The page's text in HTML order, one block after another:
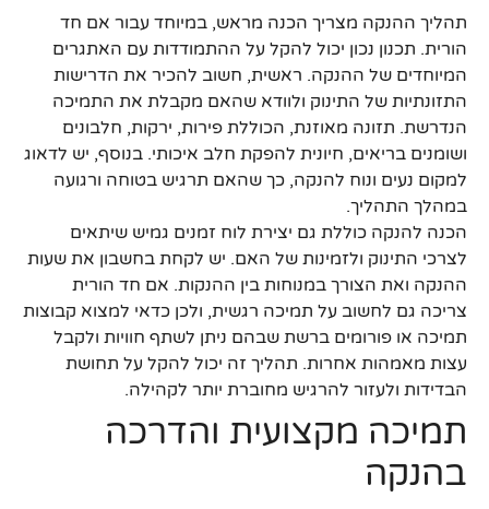
תהליך ההנקה מצריך הכנה מראש, במיוחד עבור אם חד
הורית. תכנון נכון יכול להקל על ההתמודדות עם האתגרים
המיוחדים של ההנקה. ראשית, חשוב להכיר את הדרישות
התזונתיות של התינוק ולוודא שהאם מקבלת את התמיכה
הנדרשת. תזונה מאוזנת, הכוללת פירות, ירקות, חלבונים
ושומנים בריאים, חיונית להפקת חלב איכותי. בנוסף, יש לדאוג
למקום נעים ונוח להנקה, כך שהאם תרגיש בטוחה ורגועה
במהלך התהליך.
הכנה להנקה כוללת גם יצירת לוח זמנים גמיש שיתאים
לצרכי התינוק ולזמינות של האם. יש לקחת בחשבון את שעות
ההנקה ואת הצורך במנוחות בין ההנקות. אם חד הורית
צריכה גם לחשוב על תמיכה רגשית, ולכן כדאי למצוא קבוצות
תמיכה או פורומים ברשת שבהם ניתן לשתף חוויות ולקבל
עצות מאמהות אחרות. תהליך זה יכול להקל על תחושת
הבדידות ולעזור להרגיש מחוברת יותר לקהילה.
תמיכה מקצועית והדרכה
בהנקה